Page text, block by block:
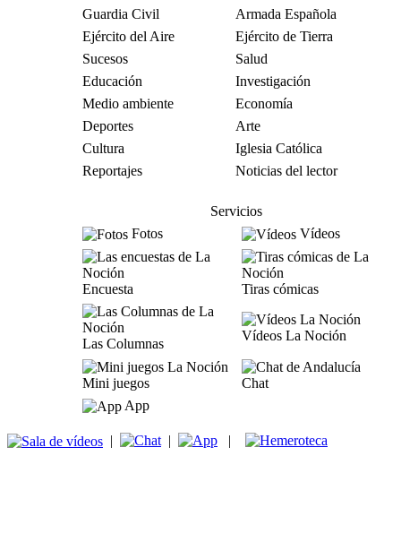
Guardia Civil
Armada Española
Ejército del Aire
Ejército de Tierra
Sucesos
Salud
Educación
Investigación
Medio ambiente
Economía
Deportes
Arte
Cultura
Iglesia Católica
Reportajes
Noticias del lector
Servicios
Fotos
Vídeos
Encuesta Tiras cómicas
Las Columnas
Vídeos La Noción
Mini juegos
Chat
App
| | |